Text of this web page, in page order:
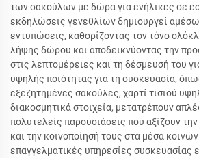
των σακούλων με δώρα για ενήλικες σε
εκδηλώσεις γενεθλίων δημιουργεί
εντυπώσεις, καθορίζοντας τον τόνο
λήψης δώρου και αποδεικνύοντας την
στις λεπτομέρειες και τη δέσμευσή του
υψηλής ποιότητας για τη συσκευασία,
εξεζητημένες σακούλες, χαρτί τισιού
διακοσμητικά στοιχεία, μετατρέπουν
πολυτελείς παρουσιάσεις που αξίζουν
και την κοινοποίησή τους στα μέσα
επαγγελματικές υπηρεσίες συσκευασίας